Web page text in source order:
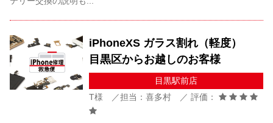
iPhoneXS ガラス割れ（軽度）
目黒区からお越しのお客様
目黒駅前店
T様 ／担当：喜多村 ／ 評価：